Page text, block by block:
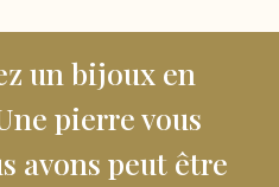
un bijoux en
pierre vous
avons peut être